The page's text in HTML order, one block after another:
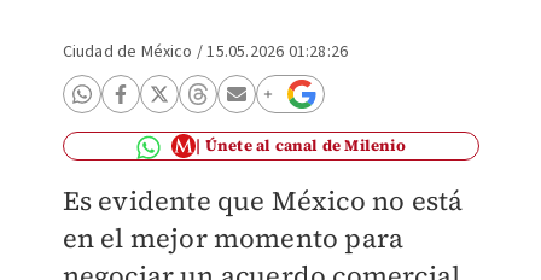
Ciudad de México /15.05.2026 01:28:26
Únete al canal de Milenio
Es evidente que México no está
en el mejor momento para